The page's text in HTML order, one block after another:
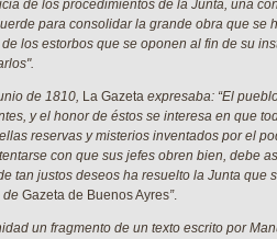
de los procedimientos de la Junta, una
para consolidar la grande obra que se
los estorbos que se oponen al fin de su
de 1810, La Gazeta expresaba: “El
y el honor de éstos se interesa en que
reservas y misterios inventados por el
con que sus jefes obren bien, debe
tan justos deseos ha resuelto la Junta que
de Gazeta de Buenos Ayres”.
un fragmento de un texto escrito por